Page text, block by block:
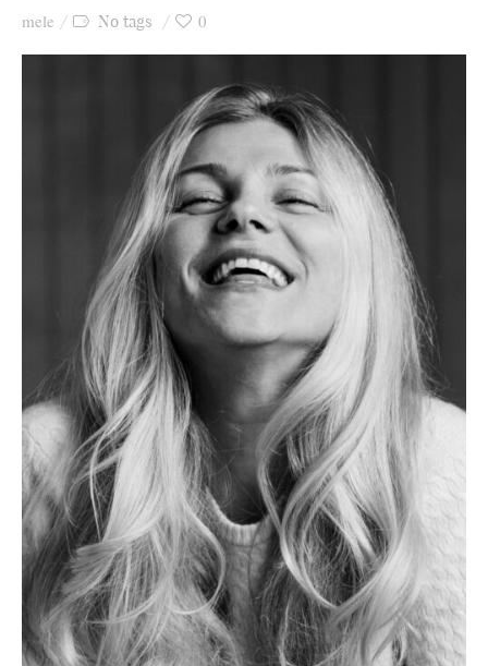
mele
No tags 0